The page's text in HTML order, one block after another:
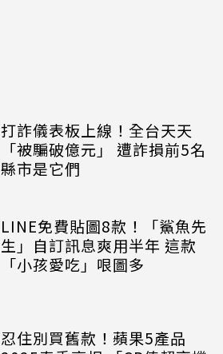
打詐儀表板上線！全台天天
「被騙破億元」 遭詐損前5名
縣市是它們
LINE免費貼圖8款！「鯊魚先
生」自訂訊息爽用半年 這款
「小孩愛吃」哏圖多
忍住別買舊款！蘋果5產品